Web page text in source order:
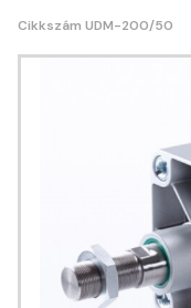
Cikkszám UDM-200/50